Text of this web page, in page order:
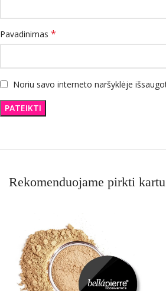
Pavadinimas *
Noriu savo interneto naršyklėje
Rekomenduojame pirkti kartu